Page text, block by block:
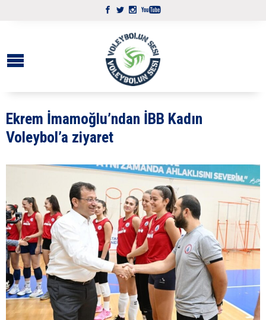
Ekrem İmamoğlu’ndan İBB Kadın
Voleybol’a ziyaret